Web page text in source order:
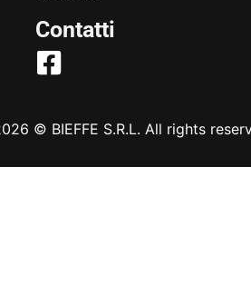
Contatti
© BIEFFE S.R.L. All rights